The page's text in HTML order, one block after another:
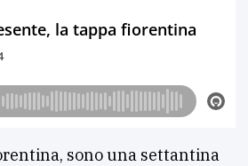
sono una settantina